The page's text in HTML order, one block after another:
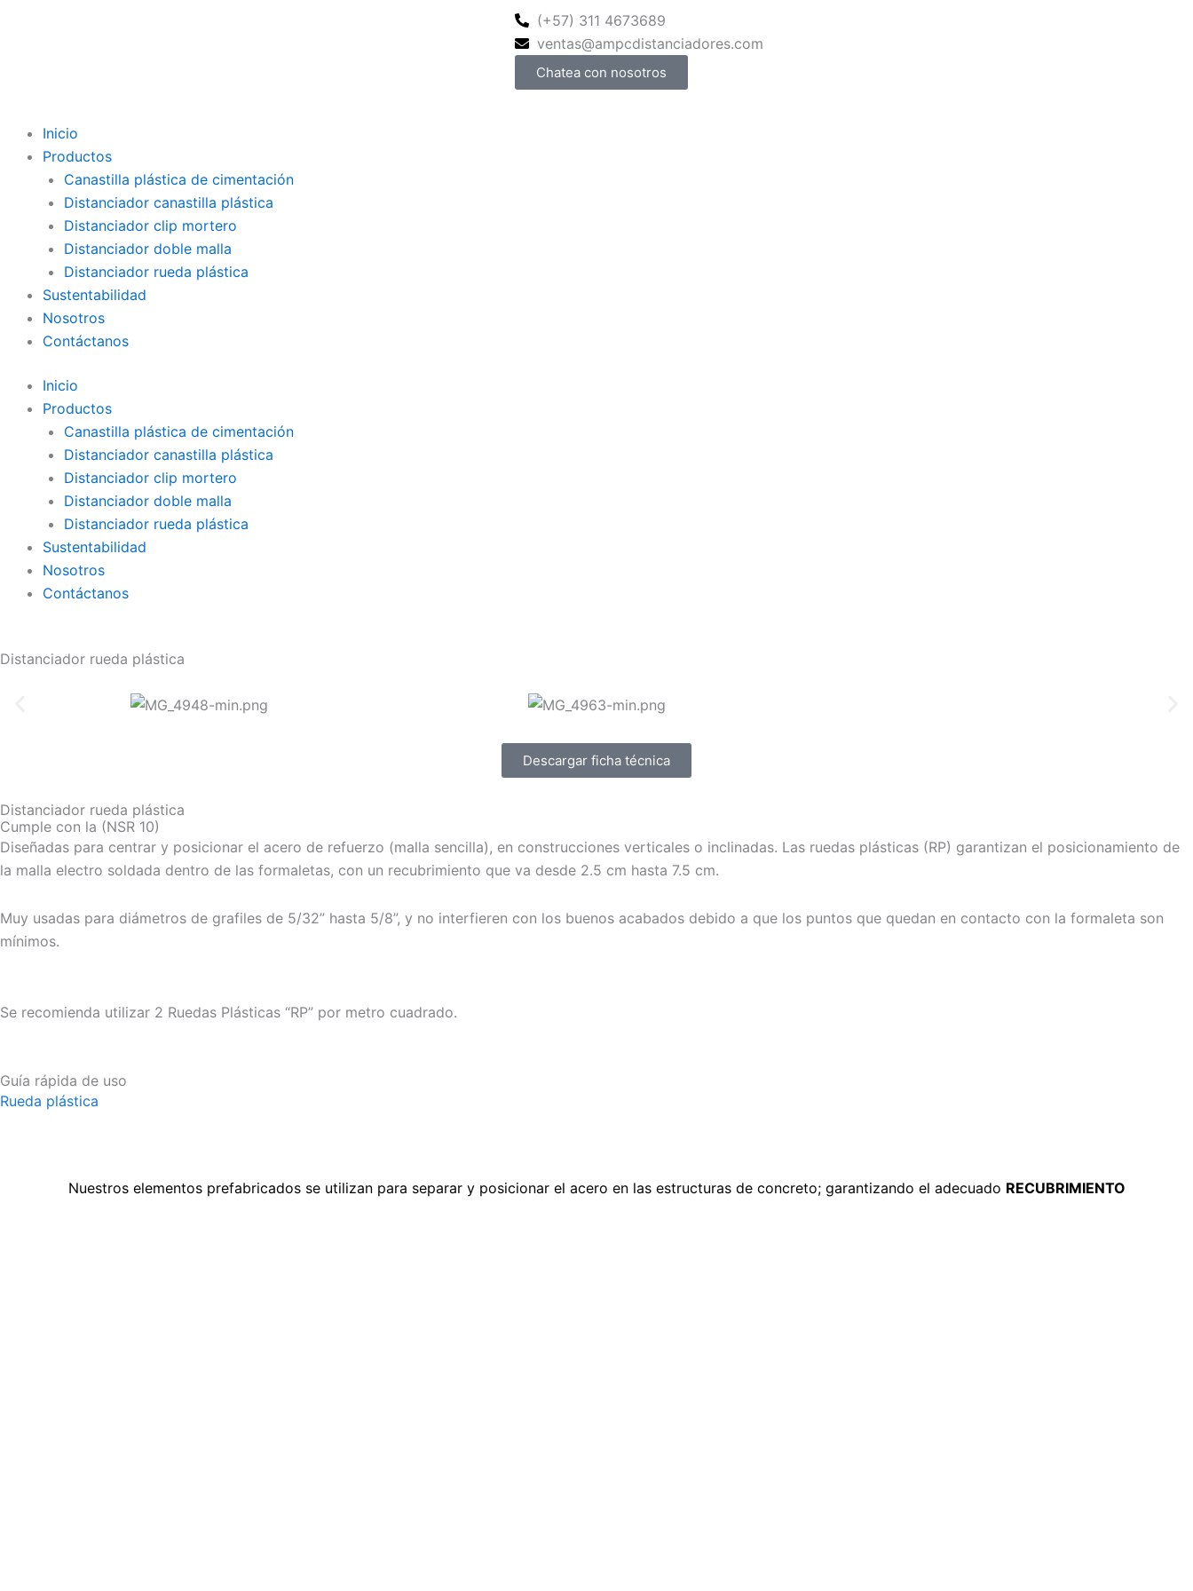
(+57) 311 4673689
ventas@ampcdistanciadores.com
Chatea con nosotros
Inicio
Productos
Canastilla plástica de cimentación
Distanciador canastilla plástica
Distanciador clip mortero
Distanciador doble malla
Distanciador rueda plástica
Sustentabilidad
Nosotros
Contáctanos
Inicio
Productos
Canastilla plástica de cimentación
Distanciador canastilla plástica
Distanciador clip mortero
Distanciador doble malla
Distanciador rueda plástica
Sustentabilidad
Nosotros
Contáctanos
Distanciador rueda plástica
Descargar ficha técnica
Distanciador rueda plástica
Cumple con la (NSR 10)
Diseñadas para centrar y posicionar el acero de refuerzo (malla sencilla), en construcciones verticales o inclinadas. Las ruedas plásticas (RP) garantizan el posicionamiento de
la malla electro soldada dentro de las formaletas, con un recubrimiento que va desde 2.5 cm hasta 7.5 cm.
Muy usadas para diámetros de grafiles de 5/32” hasta 5/8”, y no interfieren con los buenos acabados debido a que los puntos que quedan en contacto con la formaleta son
mínimos.
Se recomienda utilizar 2 Ruedas Plásticas “RP” por metro cuadrado.
Guía rápida de uso
Rueda plástica
Nuestros elementos prefabricados se utilizan para separar y posicionar el acero en las estructuras de concreto; garantizando el adecuado RECUBRIMIENTO